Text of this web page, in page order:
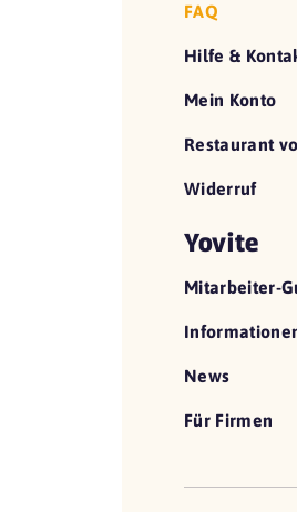
FAQ
Hilfe &
Mein Konto
Restaurant
Widerruf
Yovite
Mitarbeiter-
News
Für Firmen